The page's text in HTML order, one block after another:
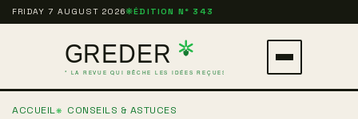
Aller
FRIDAY 7 AUGUST 2026❋ÉDITION N° 343
le
ACCUEIL CONSEILS & ASTUCES